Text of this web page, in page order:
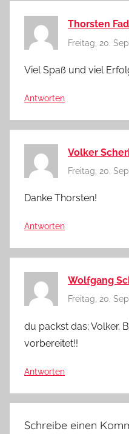
Thorsten
Freitag, 20.
Viel Spaß und viel
Antworten
Volker
Freitag, 20.
Danke Thorsten!
Antworten
Wolfgang
Freitag, 20.
du packst das; Volker.
vorbereitet!!
Antworten
Schreibe einen